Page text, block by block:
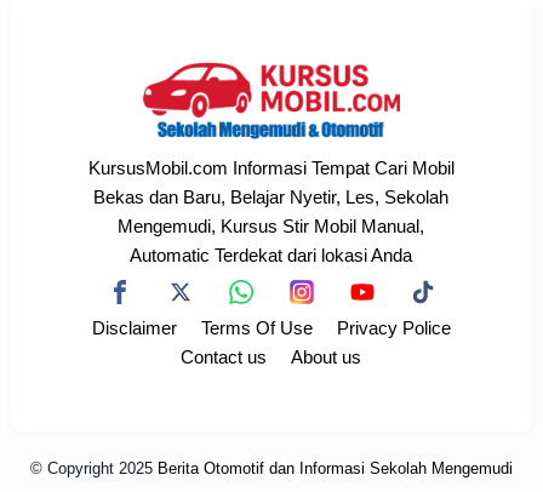
KursusMobil.com Informasi Tempat Cari Mobil
Bekas dan Baru, Belajar Nyetir, Les, Sekolah
Mengemudi, Kursus Stir Mobil Manual,
Automatic Terdekat dari lokasi Anda
Disclaimer Terms Of Use
Privacy Police
Contact us
About us
© Copyright 2025 Berita Otomotif dan Informasi Sekolah Mengemudi